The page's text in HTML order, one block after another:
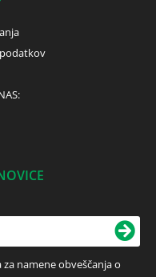
namene obveščanja o